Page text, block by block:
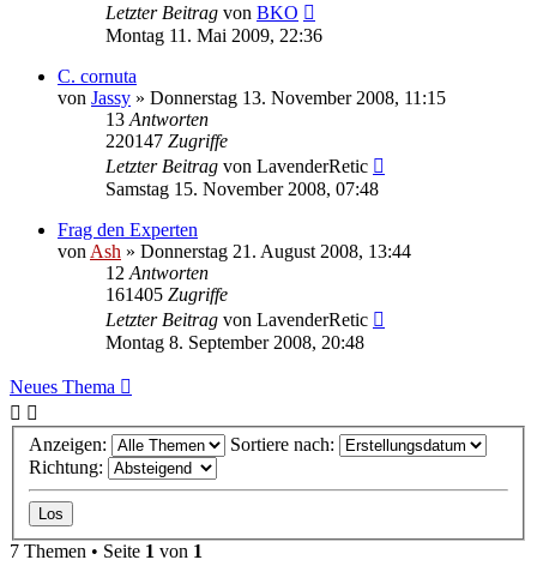
Letzter Beitrag von BKO
Montag 11. Mai 2009, 22:36
C. cornuta
von Jassy » Donnerstag 13. November 2008, 11:15
13 Antworten
220147 Zugriffe
Letzter Beitrag von LavenderRetic
Samstag 15. November 2008, 07:48
Frag den Experten
von Ash » Donnerstag 21. August 2008, 13:44
12 Antworten
161405 Zugriffe
Letzter Beitrag von LavenderRetic
Montag 8. September 2008, 20:48
Neues Thema
Anzeigen:
Sortiere nach:
Richtung:
7 Themen • Seite 1 von 1